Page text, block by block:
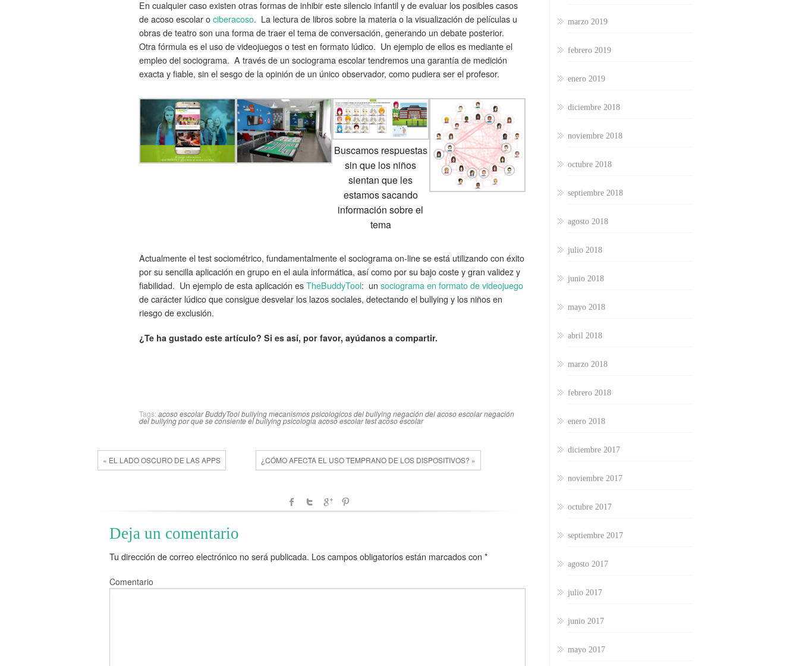
En cualquier caso existen otras formas de inhibir este silencio infantil y de evaluar los posibles casos
de acoso escolar ociberacoso. La lectura de libros sobre la materia o la visualización de películas u
obras de teatro son una forma de traer el tema de conversación, generando un debate posterior.
Otra fórmula es el uso de videojuegos o test en formato lúdico. Un ejemplo de ellos es mediante el
empleo del sociograma. A través de un sociograma escolar tendremos una garantía de medición
exacta y fiable, sin el sesgo de la opinión de un único observador, como pudiera ser el profesor.
Buscamos respuestas
sin que los niños
sientan que les
estamos sacando
información sobre el
tema
Actualmente el test sociométrico, fundamentalmente el sociograma on-line se está utilizando con éxito
por su sencilla aplicación en grupo en el aula informática, así como por su bajo coste y gran validez y
fiabilidad. Un ejemplo de esta aplicación esTheBuddyTool: un sociograma en formato de videojuego
de carácter lúdico que consigue desvelar los lazos sociales, detectando el bullying y los niños en
riesgo de exclusión.
¿Te ha gustado este artículo? Si es así, por favor, ayúdanos a compartir.
Tags: acoso escolarBuddyToolbullyingmecanismos psicologicos del bullyingnegación del acoso escolarnegación
del bullyingpor que se consiente el bullyingpsicologia acoso escolartest acoso escolar
« EL LADO OSCURO DE LAS APPS ¿CÓMO AFECTA EL USO TEMPRANO DE LOS DISPOSITIVOS? »
Deja un comentario
Tu dirección de correo electrónico no será publicada. Los campos obligatorios están marcados con *
Comentario
marzo 2019
febrero 2019
enero 2019
diciembre 2018
noviembre 2018
octubre 2018
septiembre 2018
agosto 2018
julio 2018
junio 2018
mayo 2018
abril 2018
marzo 2018
febrero 2018
enero 2018
diciembre 2017
noviembre 2017
octubre 2017
septiembre 2017
agosto 2017
julio 2017
junio 2017
mayo 2017